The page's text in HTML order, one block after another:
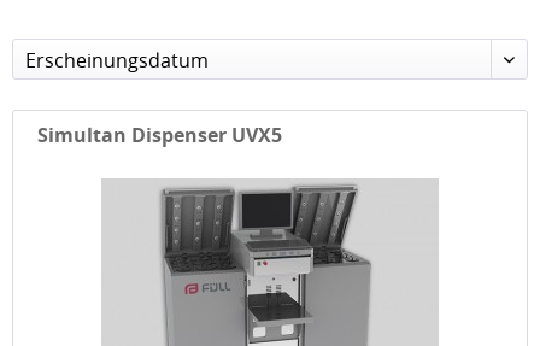
Erscheinungsdatum
Simultan Dispenser UVX5